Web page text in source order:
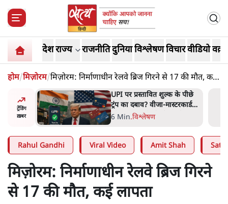
देशराज्य राजनीतिदुनियाविश्लेषणविचारवीडियो
होम/मिज़ोरम/मिज़ोरम: निर्माणाधीन रेलवे ब्रिज गिरने से 17 की मौत, कई
लापता
ट्रेंडिंग
ख़बर
UPI पर प्रस्तावित शुल्क के पीछे
ट्रंप का दबाव? वीजा-मास्टरकार्ड
को फायदा पहुँचाने की चर्चा
6 Min.विश्लेषण
Rahul Gandhi Viral Video Amit Shah
मिज़ोरम: निर्माणाधीन रेलवे ब्रिज गिरने
से 17 की मौत, कई लापता